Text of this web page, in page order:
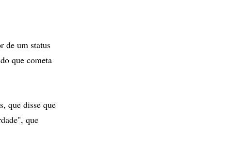
de um status
que cometa
que disse que
que